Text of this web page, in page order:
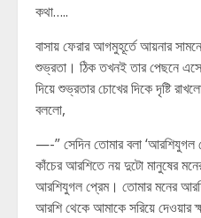
কথা…..
বাসায় ফেরার আগমুহূর্তে আয়নার
শুভ্রতা। ঠিক তখনই তার পেছনে
দিয়ে শুভ্রতার চোখের দিকে দৃষ্টি
বললো,
—-” সেদিন তোমার বলা
কাঁচের আরশিতে নয় দুটো মানুষের
আরশিযুগল প্রেম। তোমার মনের
আরশি থেকে আমাকে সরিয়ে দেওয়ার